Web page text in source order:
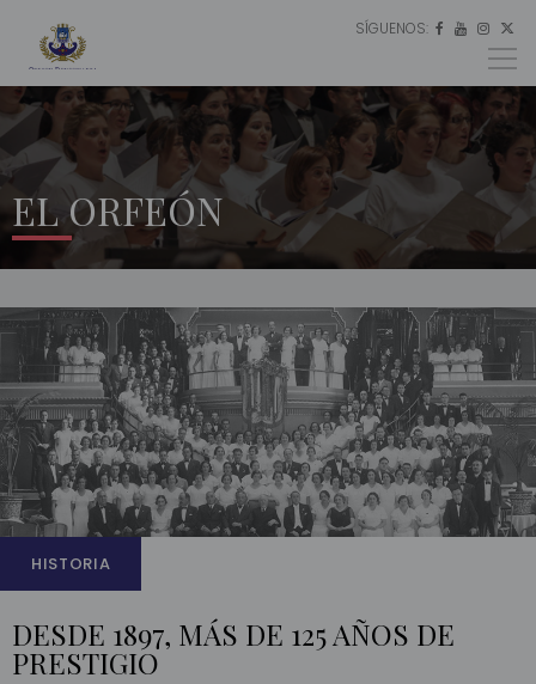
SÍGUENOS:    ES
EU
EN
EL ORFEÓN
INICIO
EL
ORFEÓN
HISTORIA
DESDE 1897, MÁS DE 125 AÑOS DE
PRESTIGIO